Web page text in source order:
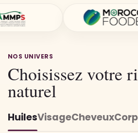
NOS UNIVERS
Choisissez votre
naturel
HuilesVisageCheveux